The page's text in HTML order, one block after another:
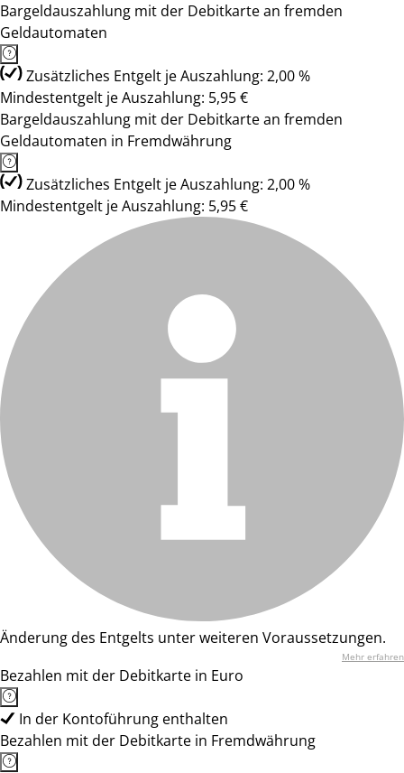
Bargeldauszahlung mit der Debitkarte an fremden
Geldautomaten
Zusätzliches Entgelt je Auszahlung: 2,00 %
Mindestentgelt je Auszahlung: 5,95 €
Bargeldauszahlung mit der Debitkarte an fremden
Geldautomaten in Fremdwährung
Zusätzliches Entgelt je Auszahlung: 2,00 %
Mindestentgelt je Auszahlung: 5,95 €
Änderung des Entgelts unter weiteren Voraussetzungen.
Mehr erfahren
Bezahlen mit der Debitkarte in Euro
In der Kontoführung enthalten
Bezahlen mit der Debitkarte in Fremdwährung